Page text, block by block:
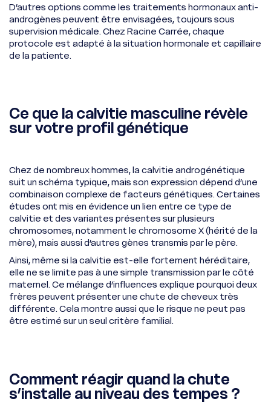
D’autres options comme les traitements hormonaux anti-
androgènes peuvent être envisagées, toujours sous
supervision médicale. Chez Racine Carrée, chaque
protocole est adapté à la situation hormonale et capillaire
de la patiente.
Ce que la calvitie masculine révèle
sur votre profil génétique
Chez de nombreux hommes, la calvitie androgénétique
suit un schéma typique, mais son expression dépend d’une
combinaison complexe de facteurs génétiques. Certaines
études ont mis en évidence un lien entre ce type de
calvitie et des variantes présentes sur plusieurs
chromosomes, notamment le chromosome X (hérité de la
mère), mais aussi d’autres gènes transmis par le père.
Ainsi, même si la calvitie est-elle fortement héréditaire,
elle ne se limite pas à une simple transmission par le côté
maternel. Ce mélange d’influences explique pourquoi deux
frères peuvent présenter une chute de cheveux très
différente. Cela montre aussi que le risque ne peut pas
être estimé sur un seul critère familial.
Comment réagir quand la chute
s’installe au niveau des tempes ?